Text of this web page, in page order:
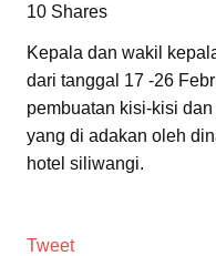
10 Shares
Kepala dan wakil
dari tanggal 17 -26
pembuatan kisi-kisi
yang di adakan oleh
hotel siliwangi.
Tweet